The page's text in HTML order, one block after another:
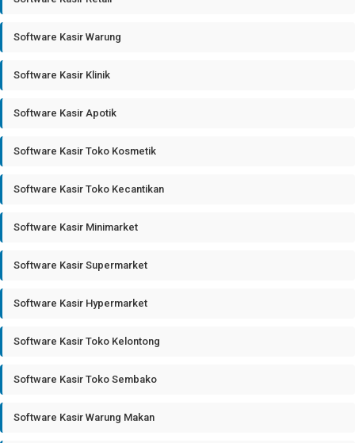
Software Kasir Warung
Software Kasir Klinik
Software Kasir Apotik
Software Kasir Toko Kosmetik
Software Kasir Toko Kecantikan
Software Kasir Minimarket
Software Kasir Supermarket
Software Kasir Hypermarket
Software Kasir Toko Kelontong
Software Kasir Toko Sembako
Software Kasir Warung Makan